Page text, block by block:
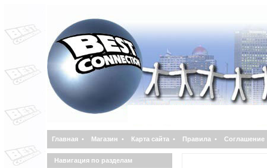
Главная • Магазин • Карта сайта • Правила • Соглашение
Навигация по разделам